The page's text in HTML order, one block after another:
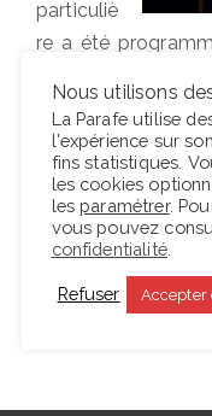
particuliè
re a été
voyager ses
1001 nuits
avec entracte.…
Lire la suite
Nous utilisons
La Parafe utilise
l'expérience sur
fins statistiques.
les cookies
les paramétrer.
vous pouvez
confidentialité.
Refuser Accepter